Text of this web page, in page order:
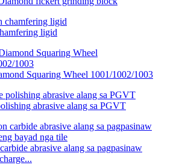
ligid
Squaring Wheel 1001/1002/1003
abrasive alang sa PGVT
abrasive alang sa pagpasinaw